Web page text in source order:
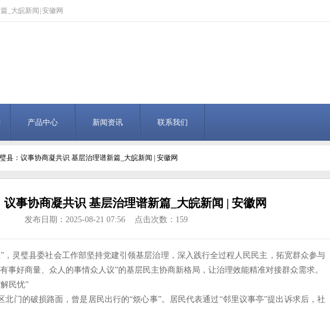
_大皖新闻 | 安徽网
产品中心 新闻资讯 联系我们
县：议事协商凝共识 基层治理谱新篇_大皖新闻 | 安徽网
议事协商凝共识 基层治理谱新篇_大皖新闻 | 安徽网
发布日期：2025-08-21 07:56 点击次数：159
，灵璧县委社会工作部坚持党建引领基层治理，深入践行全过程人民民主，拓宽群众参与
事好商量、众人的事情众人议”的基层民主协商新格局，让治理效能精准对接群众需求。
民忧”
北门的破损路面，曾是居民出行的“烦心事”。居民代表通过“邻里议事亭”提出诉求后，社